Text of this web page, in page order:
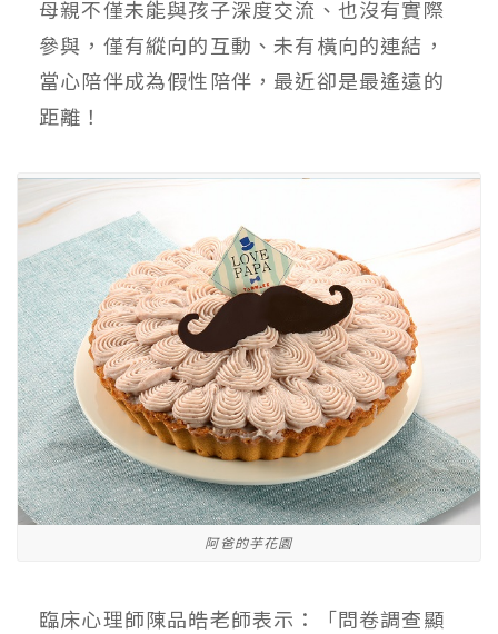
母親不僅未能與孩子深度交流、也沒有實際
參與，僅有縱向的互動、未有橫向的連結，
當心陪伴成為假性陪伴，最近卻是最遙遠的
距離！
阿爸的芋花園
臨床心理師陳品皓老師表示：「問卷調查顯